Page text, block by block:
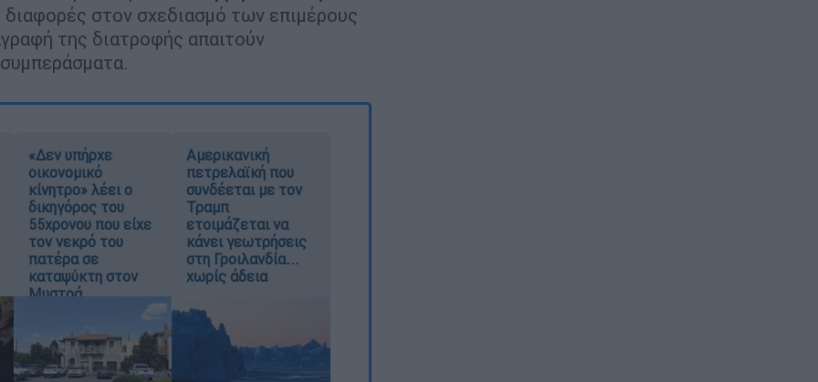
στον σχεδιασμό των επιμέρους
της διατροφής απαιτούν
«Δεν υπήρχε
οικονομικό
κίνητρο» λέει ο
δικηγόρος του
55χρονου που είχε
τον νεκρό του
πατέρα σε
καταψύκτη στον
Μυστρά
Αμερικανική
πετρελαϊκή που
συνδέεται με τον
Τραμπ
ετοιμάζεται να
κάνει γεωτρήσεις
στη Γροιλανδία...
χωρίς άδεια